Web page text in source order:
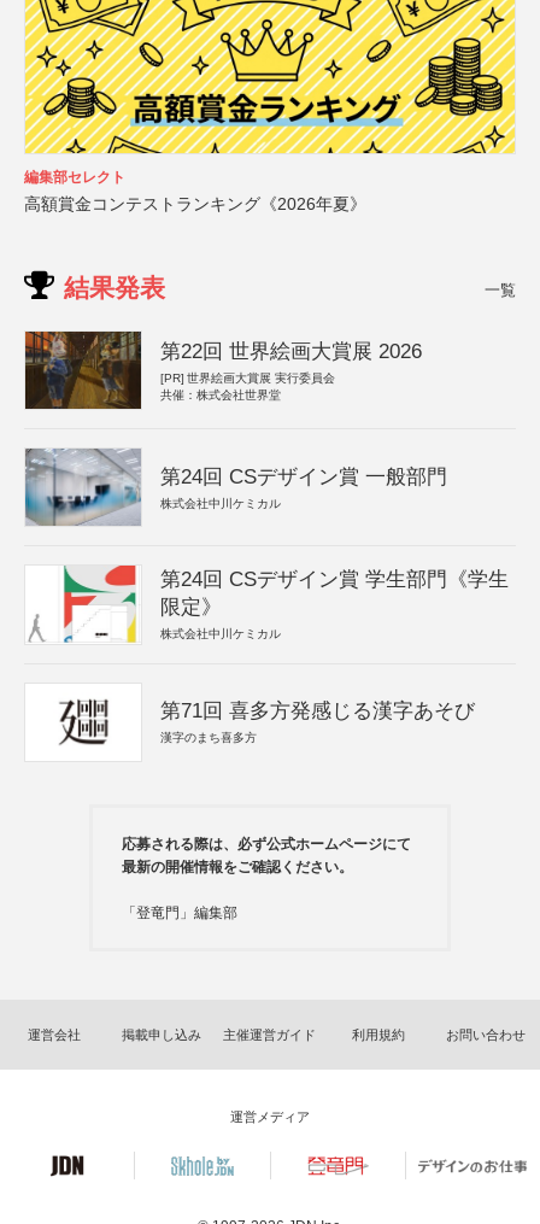
編集部セレクト
高額賞金コンテストランキング《2026年夏》
結果発表 一覧
第22回 世界絵画大賞展 2026
[PR] 世界絵画大賞展 実行委員会
共催：株式会社世界堂
第24回 CSデザイン賞 一般部門
株式会社中川ケミカル
第24回 CSデザイン賞 学生部門《学生
限定》
株式会社中川ケミカル
第71回 喜多方発感じる漢字あそび
漢字のまち喜多方
応募される際は、必ず公式ホームページにて
最新の開催情報をご確認ください。
「登竜門」編集部
運営会社 掲載申し込み 主催運営ガイド 利用規約 お問い合わせ
運営メディア